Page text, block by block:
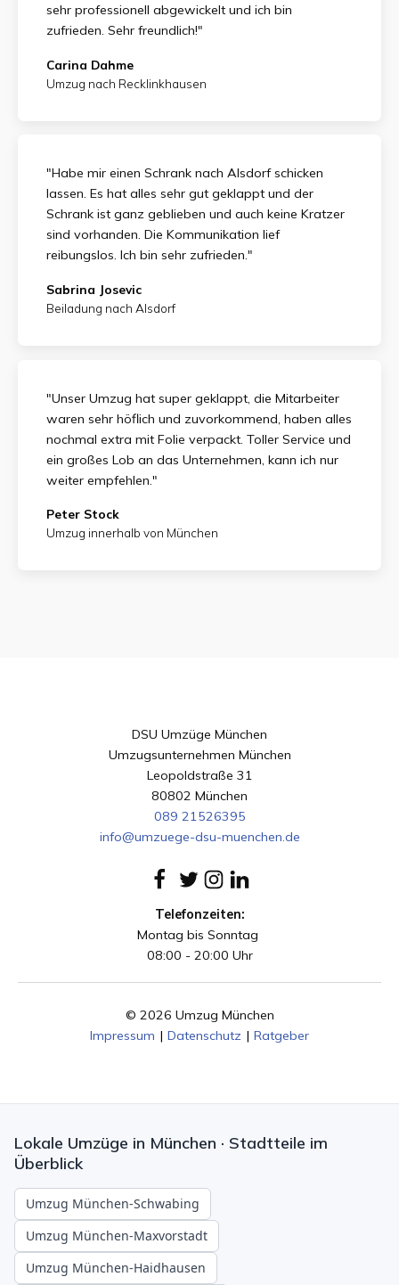
sehr professionell abgewickelt und ich bin
zufrieden. Sehr freundlich!"
Carina Dahme
Umzug nach Recklinkhausen
"Habe mir einen Schrank nach Alsdorf schicken
lassen. Es hat alles sehr gut geklappt und der
Schrank ist ganz geblieben und auch keine Kratzer
sind vorhanden. Die Kommunikation lief
reibungslos. Ich bin sehr zufrieden."
Sabrina Josevic
Beiladung nach Alsdorf
"Unser Umzug hat super geklappt, die Mitarbeiter
waren sehr höflich und zuvorkommend, haben alles
nochmal extra mit Folie verpackt. Toller Service und
ein großes Lob an das Unternehmen, kann ich nur
weiter empfehlen."
Peter Stock
Umzug innerhalb von München
DSU Umzüge München
Umzugsunternehmen München
Leopoldstraße 31
80802 München
089 21526395
info@umzuege-dsu-muenchen.de
Telefonzeiten:
Montag bis Sonntag
08:00 - 20:00 Uhr
© 2026 Umzug München
Impressum | Datenschutz | Ratgeber
Lokale Umzüge in München · Stadtteile im
Überblick
Umzug München-Schwabing
Umzug München-Maxvorstadt
Umzug München-Haidhausen